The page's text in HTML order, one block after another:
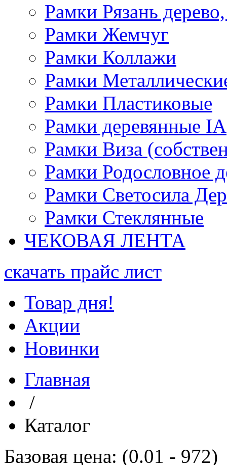
Рамки Рязань
Рамки Жемчуг
Рамки Коллажи
Рамки
Рамки Пластиковые
Рамки деревянные IA
Рамки Виза
Рамки Родословное
Рамки Светосила
Рамки Стеклянные
ЧЕКОВАЯ ЛЕНТА
скачать прайс лист
Товар дня!
Акции
Новинки
Главная
/
Каталог
Базовая цена: (0.01 - 972)